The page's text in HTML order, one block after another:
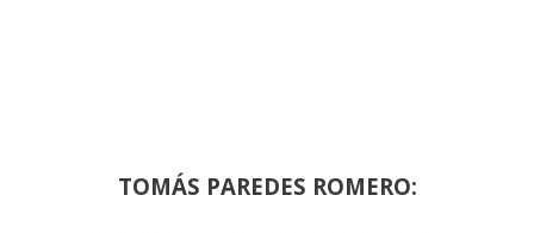
TOMÁS PAREDES ROMERO: